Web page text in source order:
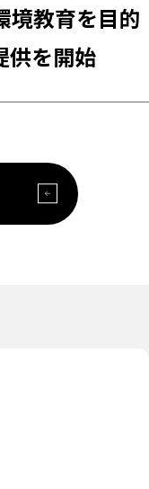
教育を目的
供を開始